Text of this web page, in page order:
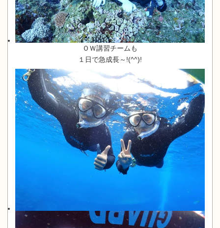
ＯＷ講習チームも
１日で急成長～!(^^)!